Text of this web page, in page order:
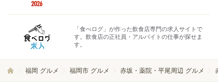
「食べログ」が作った飲食店専門の求人サイトで
す。飲食店の正社員・アルバイトの仕事が探せま
す。
福岡 グルメ 福岡市 グルメ 赤坂・薬院・平尾周辺 グルメ